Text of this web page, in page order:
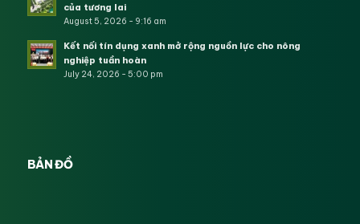
của tương lai
August 5, 2026 - 9:16 am
Kết nối tín dụng xanh mở rộng nguồn lực cho nông
nghiệp tuần hoàn
July 24, 2026 - 5:00 pm
BẢN ĐỒ